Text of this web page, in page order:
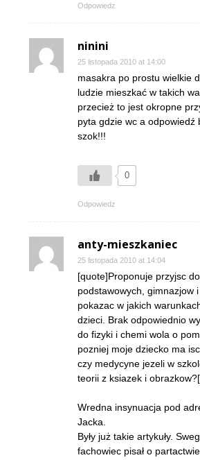
Odpowiedz
ninini
25 listopada 2010 at 14:00
masakra po prostu wielkie
ludzie mieszkać w takich
przecież to jest okropne
pyta gdzie wc a odpowiedź
szok!!!
0
Odpowiedz
anty-mieszkaniec
25 listopada 2010 at 14:04
[quote]Proponuje przyjsc
podstawowych, gimnazjow
pokazac w jakich
dzieci. Brak odpowiednio
do fizyki i chemi wola o
pozniej moje dziecko ma
czy medycyne jezeli w
teorii z ksiazek i
Wredna insynuacja pod
Jacka.
Były już takie artykuły.
fachowiec pisał o